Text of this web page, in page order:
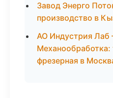
Завод Энерго
производство в
АО Индустрия
Механообработка:
фрезерная в